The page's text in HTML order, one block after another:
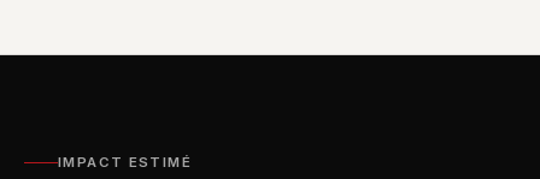
IMPACT ESTIMÉ